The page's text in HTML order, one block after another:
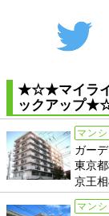
★☆★マイライ
ックアップ
マン
ガー
東京
京王
マン